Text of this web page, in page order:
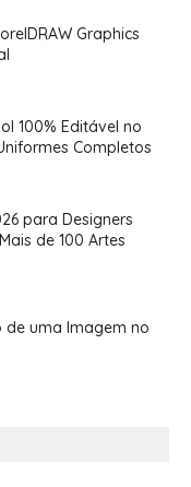
Graphics
100% Editável no
Completos
para Designers
de 100 Artes
de uma Imagem no